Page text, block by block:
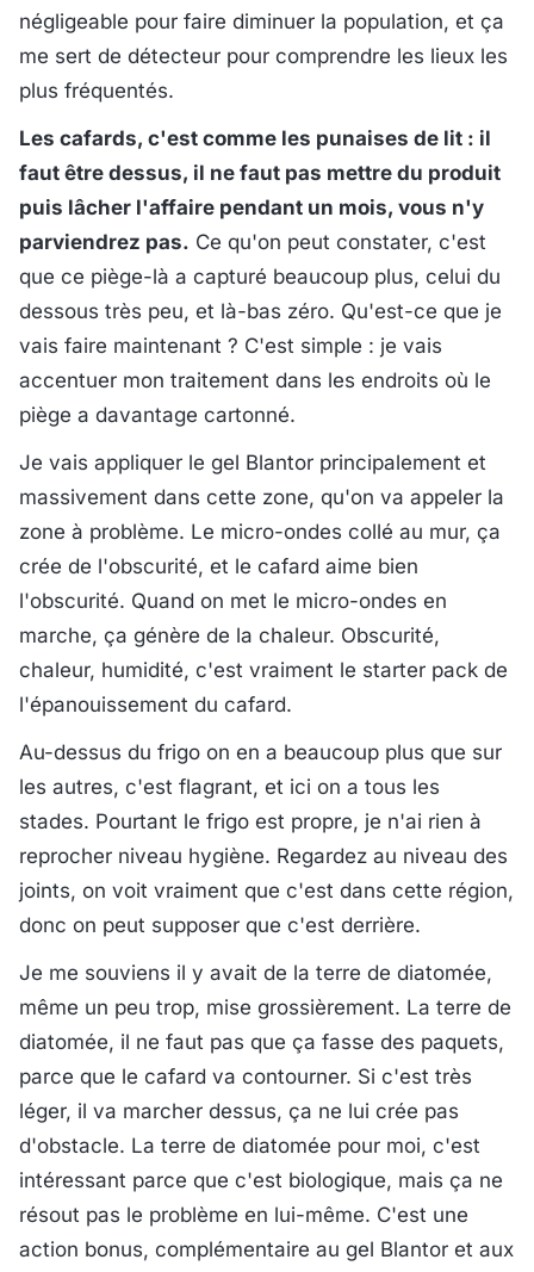
négligeable pour faire diminuer la population, et ça
me sert de détecteur pour comprendre les lieux les
plus fréquentés.
Les cafards, c'est comme les punaises de lit : il
faut être dessus, il ne faut pas mettre du produit
puis lâcher l'affaire pendant un mois, vous n'y
parviendrez pas. Ce qu'on peut constater, c'est
que ce piège-là a capturé beaucoup plus, celui du
dessous très peu, et là-bas zéro. Qu'est-ce que je
vais faire maintenant ? C'est simple : je vais
accentuer mon traitement dans les endroits où le
piège a davantage cartonné.
Je vais appliquer le gel Blantor principalement et
massivement dans cette zone, qu'on va appeler la
zone à problème. Le micro-ondes collé au mur, ça
crée de l'obscurité, et le cafard aime bien
l'obscurité. Quand on met le micro-ondes en
marche, ça génère de la chaleur. Obscurité,
chaleur, humidité, c'est vraiment le starter pack de
l'épanouissement du cafard.
Au-dessus du frigo on en a beaucoup plus que sur
les autres, c'est flagrant, et ici on a tous les
stades. Pourtant le frigo est propre, je n'ai rien à
reprocher niveau hygiène. Regardez au niveau des
joints, on voit vraiment que c'est dans cette région,
donc on peut supposer que c'est derrière.
Je me souviens il y avait de la terre de diatomée,
même un peu trop, mise grossièrement. La terre de
diatomée, il ne faut pas que ça fasse des paquets,
parce que le cafard va contourner. Si c'est très
léger, il va marcher dessus, ça ne lui crée pas
d'obstacle. La terre de diatomée pour moi, c'est
intéressant parce que c'est biologique, mais ça ne
résout pas le problème en lui-même. C'est une
action bonus, complémentaire au gel Blantor et aux